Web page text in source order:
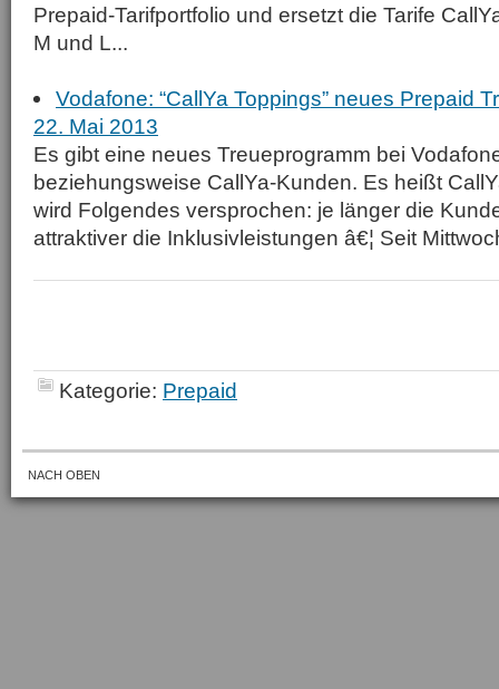
Prepaid-Tarifportfolio und ersetzt die Tarife
M und L...
Vodafone: “CallYa Toppings” neues Prepaid
22. Mai 2013
Es gibt eine neues Treueprogramm bei
beziehungsweise CallYa-Kunden. Es heißt
wird Folgendes versprochen: je länger die
attraktiver die Inklusivleistungen â€¦ Seit
Kategorie: Prepaid
NACH OBEN